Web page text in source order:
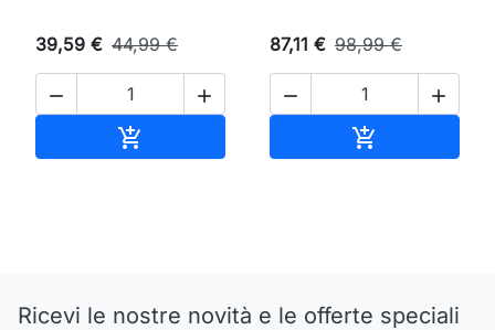
39,59 € 44,99 €
 

87,11 € 98,99 €
 

Ricevi le nostre novità e le offerte speciali